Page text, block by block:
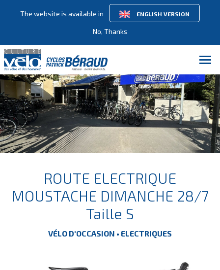
The website is available in ENGLISH VERSION
No, Thanks
ROUTE ELECTRIQUE
MOUSTACHE DIMANCHE 28/7
Taille S
VÉLO D'OCCASION • ELECTRIQUES